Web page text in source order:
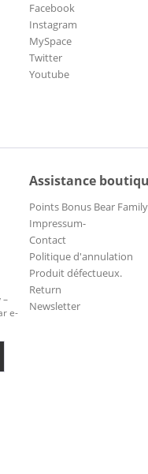
Facebook
Instagram
MySpace
Twitter
Youtube
–
e-
Assistance
Points Bonus Bear
Impressum-
Contact
Politique d'annulation
Produit défectueux.
Return
Newsletter